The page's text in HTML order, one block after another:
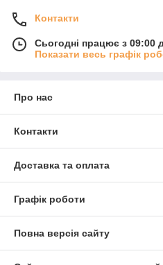
Контакти
Сьогодні працює з 09:00
Показати весь графік
Про нас
Контакти
Доставка та оплата
Графік роботи
Повна версія сайту